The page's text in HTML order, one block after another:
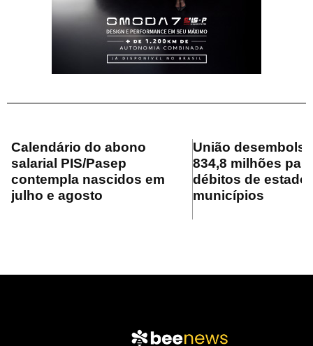
Calendário do abono
salarial PIS/Pasep
contempla nascidos em
julho e agosto
União
834,8 milhões
débitos de
municípios